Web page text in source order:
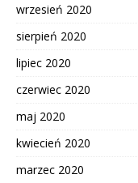
wrzesień 2020
sierpień 2020
lipiec 2020
czerwiec 2020
maj 2020
kwiecień 2020
marzec 2020